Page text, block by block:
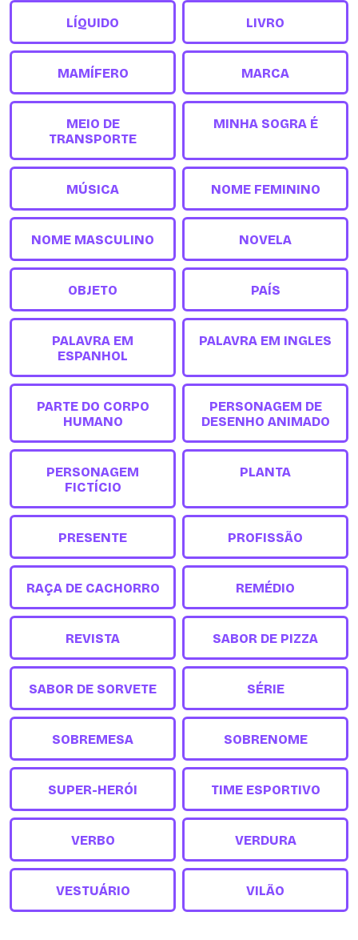
LÍQUIDO LIVRO
MAMÍFERO MARCA
MEIO DE
TRANSPORTE
MINHA SOGRA É
MÚSICA NOME FEMININO
NOME MASCULINO NOVELA
OBJETO PAÍS
PALAVRA EM
ESPANHOL
PALAVRA EM INGLES
PARTE DO CORPO
HUMANO
PERSONAGEM DE
DESENHO ANIMADO
PERSONAGEM
FICTÍCIO
PLANTA
PRESENTE PROFISSÃO
RAÇA DE CACHORRO REMÉDIO
REVISTA SABOR DE PIZZA
SABOR DE SORVETE SÉRIE
SOBREMESA SOBRENOME
SUPER-HERÓI TIME ESPORTIVO
VERBO VERDURA
VESTUÁRIO VILÃO